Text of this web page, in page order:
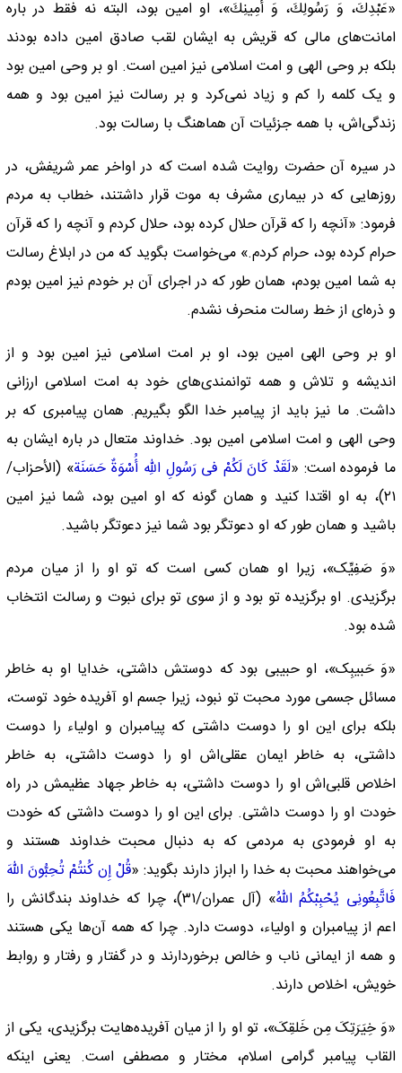
«عَبْدِكَ، وَ رَسُولِكَ، وَ أَمِينِكَ»، او امین بود، البته نه فقط در باره
امانت‌های مالی که قریش به ایشان لقب صادق امین داده بودند
بلکه بر وحی الهی و امت اسلامی نیز امین است. او بر وحی امین بود
و یک کلمه را کم و زیاد نمی‌کرد و بر رسالت نیز امین بود و همه
زندگی‌اش، با همه جزئیات آن هماهنگ با رسالت بود.
در سیره آن حضرت روایت شده است که در اواخر عمر شریفش، در
روزهایی که در بیماری مشرف به موت قرار داشتند، خطاب به مردم
فرمود: «آنچه را که قرآن حلال کرده بود، حلال کردم و آنچه را که قرآن
حرام کرده بود، حرام کردم.» می‌خواست بگوید که من در ابلاغ رسالت
به شما امین بودم،‌‌ همان طور که در اجرای آن بر خودم نیز امین بودم
و ذره‌ای از خط رسالت منحرف نشدم.
او بر وحی الهی امین بود، او بر امت اسلامی نیز امین بود و از
اندیشه و تلاش و همه توانمندی‌های خود به امت اسلامی ارزانی
داشت. ما نیز باید از پیامبر خدا الگو بگیریم.‌‌ همان پیامبری که بر
وحی الهی و امت اسلامی امین بود. خداوند متعال در باره ایشان به
ما فرموده است: «لَقَدْ کَانَ لَکُمْ فی رَسُولِ اللهِ أُسْوَةٌ حَسَنَة» (الأحزاب/
۲۱)، به او اقتدا کنید و‌‌ همان گونه که او امین بود، شما نیز امین
باشید و‌‌ همان طور که او دعوتگر بود شما نیز دعوتگر باشید.
«وَ صَفِیِّک»، زیرا او‌‌ همان کسی است که تو او را از میان مردم
برگزیدی. او برگزیده تو بود و از سوی تو برای نبوت و رسالت انتخاب
شده بود.
«وَ حَبیبِک»، او حبیبی بود که دوستش داشتی، خدایا او به خاطر
مسائل جسمی مورد محبت تو نبود، زیرا جسم او آفریده خود توست،
بلکه برای این او را دوست داشتی که پیامبران و اولیاء را دوست
داشتی، به خاطر ایمان عقلی‌اش او را دوست داشتی، به خاطر
اخلاص قلبی‌اش او را دوست داشتی، به خاطر جهاد عظیمش در راه
خودت او را دوست داشتی. برای این او را دوست داشتی که خودت
به او فرمودی به مردمی که به دنبال محبت خداوند هستند و
می‌خواهند محبت به خدا را ابراز دارند بگوید: «قُلْ إِن کُنتُمْ تُحِبُّونَ اللّهَ
فَاتَّبِعُونِی یُحْبِبْکُمُ اللّهُ
» (آل عمران/۳۱)، چرا که خداوند بندگانش را
اعم از پیامبران و اولیاء، دوست دارد. چرا که همه آن‌ها یکی هستند
و همه از ایمانی ناب و خالص برخوردارند و در گفتار و رفتار و روابط
خویش، اخلاص دارند.
«وَ خِیَرَتِکَ مِن خَلقِکَ»، تو او را از میان آفریده‌هایت برگزیدی، یکی از
القاب پیامبر گرامی اسلام، مختار و مصطفی است. یعنی اینکه